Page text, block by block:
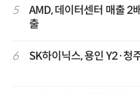
5
AMD, 데이터센터 매출 2
출
6 SK하이닉스, 용인 Y2·청